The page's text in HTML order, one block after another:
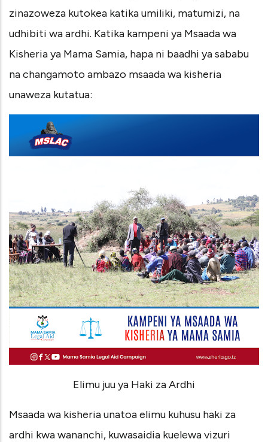
zinazoweza kutokea katika umiliki, matumizi, na
udhibiti wa ardhi. Katika kampeni ya Msaada wa
Kisheria ya Mama Samia, hapa ni baadhi ya sababu
na changamoto ambazo msaada wa kisheria
unaweza kutatua:
Elimu juu ya Haki za Ardhi
Msaada wa kisheria unatoa elimu kuhusu haki za
ardhi kwa wananchi, kuwasaidia kuelewa vizuri